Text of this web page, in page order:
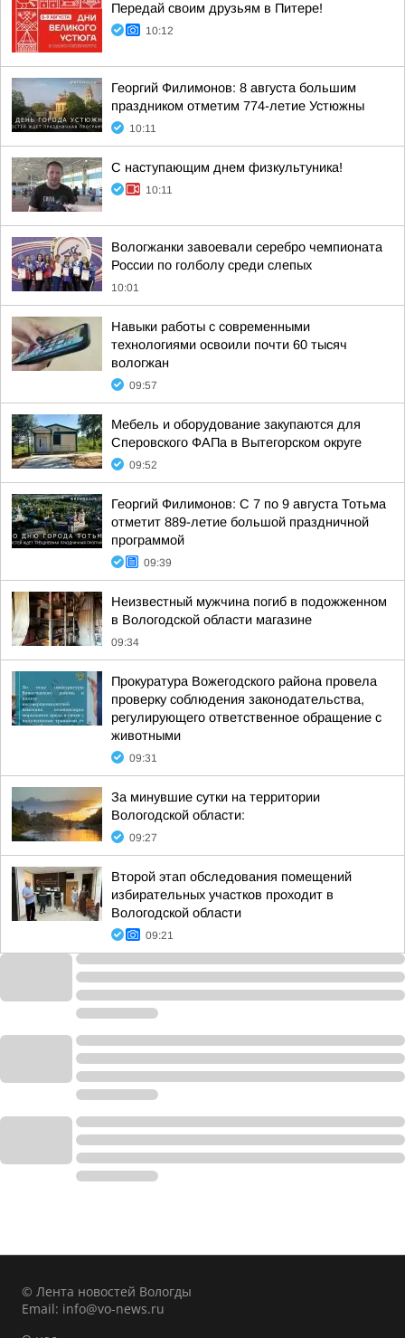
Передай своим друзьям в Питере!
10:12
Георгий Филимонов: 8 августа большим
праздником отметим 774-летие Устюжны
10:11
С наступающим днем физкультуника!
10:11
Вологжанки завоевали серебро чемпионата
России по голболу среди слепых
10:01
Навыки работы с современными
технологиями освоили почти 60 тысяч
вологжан
09:57
Мебель и оборудование закупаются для
Сперовского ФАПа в Вытегорском округе
09:52
Георгий Филимонов: С 7 по 9 августа Тотьма
отметит 889-летие большой праздничной
программой
09:39
Неизвестный мужчина погиб в подожженном
в Вологодской области магазине
09:34
Прокуратура Вожегодского района провела
проверку соблюдения законодательства,
регулирующего ответственное обращение с
животными
09:31
За минувшие сутки на территории
Вологодской области:
09:27
Второй этап обследования помещений
избирательных участков проходит в
Вологодской области
09:21
© Лента новостей Вологды
Email: info@vo-news.ru